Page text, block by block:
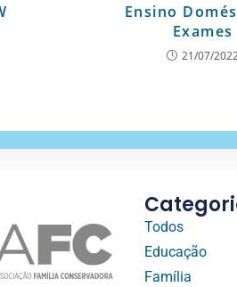
Ensino
Exames
21/07/
Todos
Educação
Família